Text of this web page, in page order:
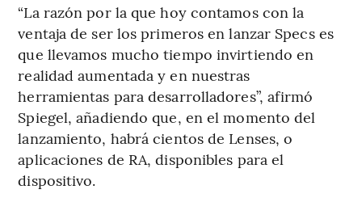
“La razón por la que hoy contamos con la
ventaja de ser los primeros en lanzar Specs es
que llevamos mucho tiempo invirtiendo en
realidad aumentada y en nuestras
herramientas para desarrolladores”, afirmó
Spiegel, añadiendo que, en el momento del
lanzamiento, habrá cientos de Lenses, o
aplicaciones de RA, disponibles para el
dispositivo.